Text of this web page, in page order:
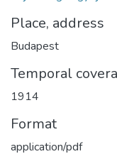
Place, address
Budapest
Temporal
1914
Format
application/pdf